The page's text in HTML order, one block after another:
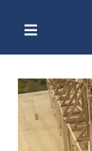
contenidoToggle